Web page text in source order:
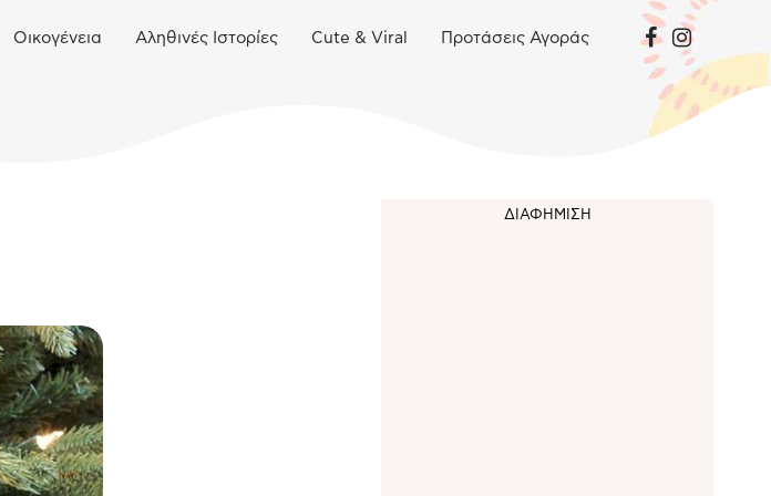
Οικογένεια Αληθινές Ιστορίες Cute & Viral Προτάσεις Αγοράς